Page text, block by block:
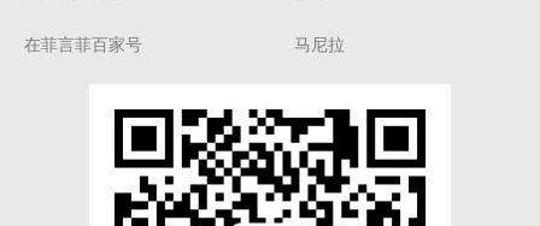
在菲言菲百家号 马尼拉